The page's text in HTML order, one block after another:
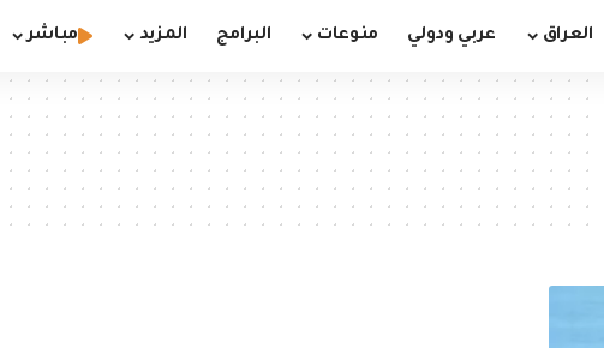
العراق عربي ودولي منوعات البرامج المزيد مباشر